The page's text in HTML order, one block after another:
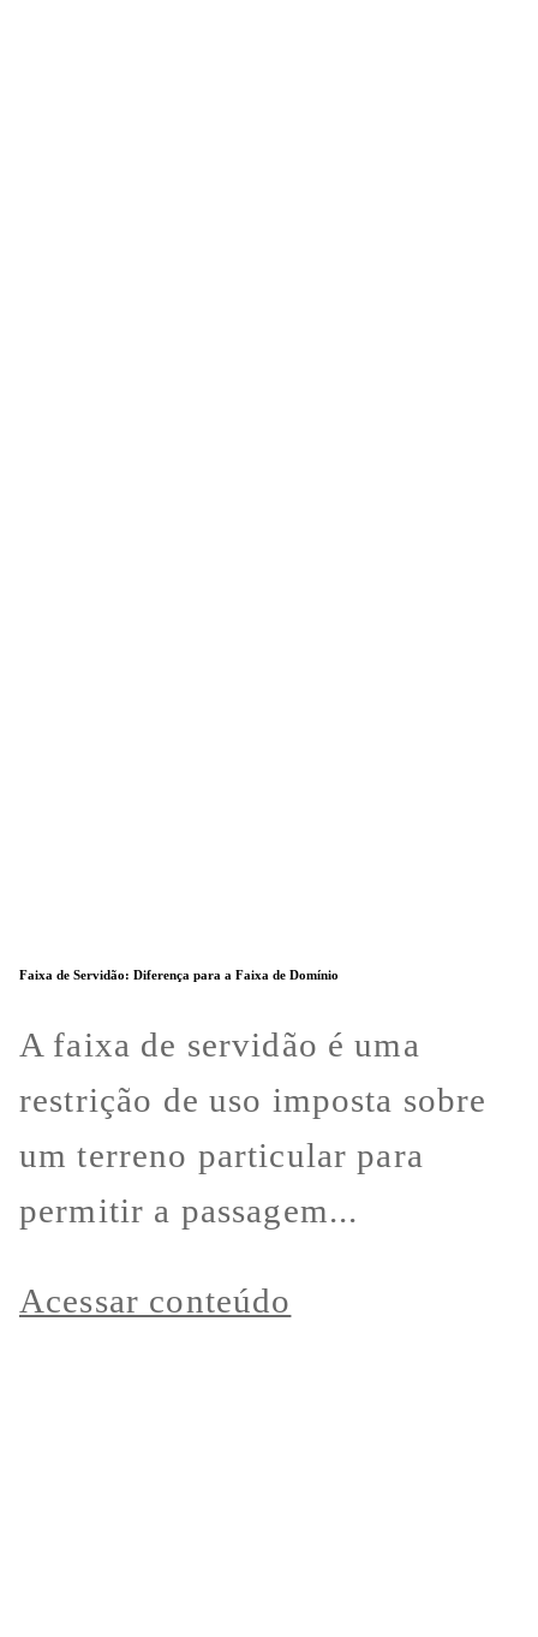
Faixa de Servidão: Diferença para a Faixa de Domínio
A faixa de servidão é uma
restrição de uso imposta sobre
um terreno particular para
permitir a passagem...
Acessar conteúdo